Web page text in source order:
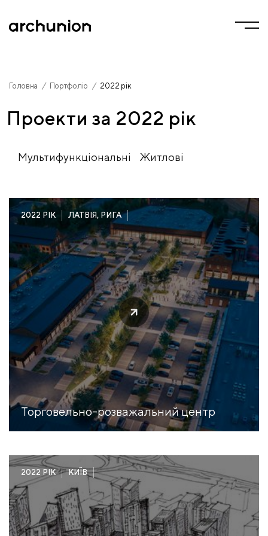
Головна / Портфоліо / 2022 рік
Проекти за 2022 рік
Мультифункціональні
Житлові
2022 РІК ЛАТВІЯ, РИГА
Торговельно-розважальний центр
2022 РІК КИЇВ